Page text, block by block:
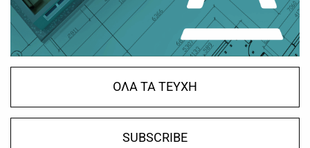
ΟΛΑ ΤΑ ΤΕΥΧΗ
SUBSCRIBE